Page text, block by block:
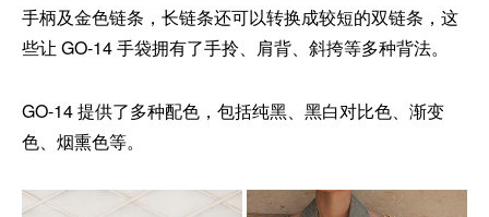
手柄及金色链条，长链条还可以转换成较短的双链条，这
些让 GO-14 手袋拥有了手拎、肩背、斜挎等多种背法。
GO-14 提供了多种配色，包括纯黑、黑白对比色、渐变
色、烟熏色等。